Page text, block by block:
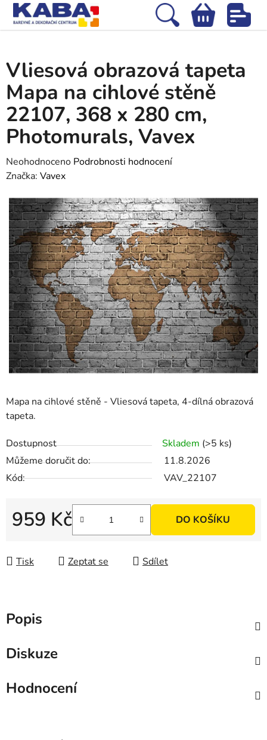
Přejít
obsah
Hledat
NÁKUPNÍ
Mapa na cihlové stěně - Vliesová tapeta, 4-dílná obrazová
tapeta.
Dostupnost Skladem (>5 ks)
Můžeme doručit do:
11.8.2026
Kód:
VAV_22107
959 Kč DO KOŠÍKU
Tisk Zeptat se Sdílet
Vliesová obrazová tapeta
Mapa na cihlové stěně
22107, 368 x 280 cm,
Photomurals, Vavex
Průměrné
hodnocení
je
0,0
z
5
hvězdiček.
Neohodnoceno Podrobnosti hodnocení
Značka: Vavex
Popis
Diskuze
Hodnocení